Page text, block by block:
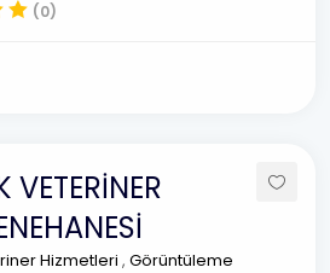
(0)
VETERİNER
Hizmetleri , Görüntüleme